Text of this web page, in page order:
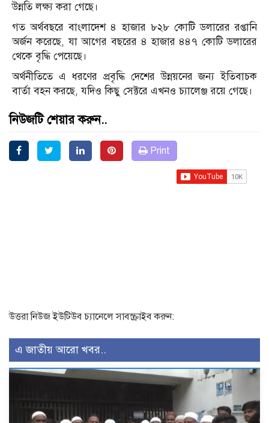
উন্নতি লক্ষ্য করা গেছে।
গত অর্থবছরে বাংলাদেশ ৪ হাজার ৮২৮ কোটি ডলারের রপ্তানি
অর্জন করেছে, যা আগের বছরের ৪ হাজার ৪৪৭ কোটি ডলারের
থেকে বৃদ্ধি পেয়েছে।
অর্থনীতিতে এ ধরণের প্রবৃদ্ধি দেশের উন্নয়নের জন্য ইতিবাচক
বার্তা বহন করছে, যদিও কিছু সেক্টরে এখনও চ্যালেঞ্জ রয়ে গেছে।
নিউজটি শেয়ার করুন..
Print
উত্তরা নিউজ ইউটিউব চ্যানেলে সাবস্ক্রাইব করুন:
এ জাতীয় আরো খবর..